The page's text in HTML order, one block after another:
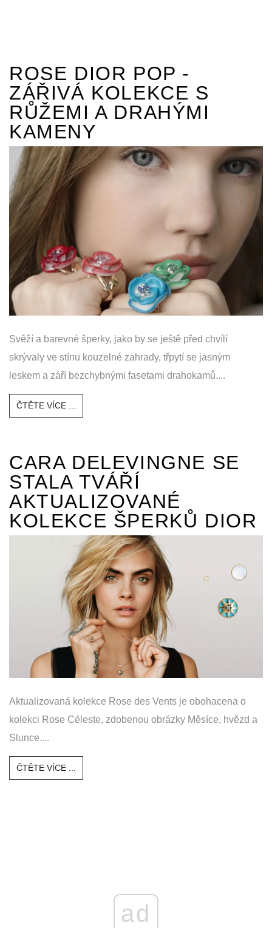
ROSE DIOR POP -
ZÁŘIVÁ KOLEKCE S
RŮŽEMI A DRAHÝMI
KAMENY
Svěží a barevné šperky, jako by se ještě před chvílí
skrývaly ve stínu kouzelné zahrady, třpytí se jasným
leskem a září bezchybnými fasetami drahokamů....
ČTĚTE VÍCE ...
CARA DELEVINGNE SE
STALA TVÁŘÍ
AKTUALIZOVANÉ
KOLEKCE ŠPERKŮ DIOR
Aktualizovaná kolekce Rose des Vents je obohacena o
kolekci Rose Céleste, zdobenou obrázky Měsíce, hvězd a
Slunce....
ČTĚTE VÍCE ...
ad